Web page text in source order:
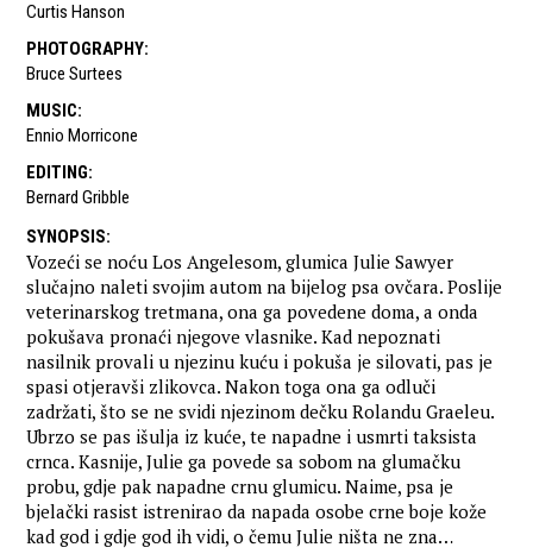
Curtis Hanson
PHOTOGRAPHY:
Bruce Surtees
MUSIC:
Ennio Morricone
EDITING:
Bernard Gribble
SYNOPSIS:
Vozeći se noću Los Angelesom, glumica Julie Sawyer
slučajno naleti svojim autom na bijelog psa ovčara. Poslije
veterinarskog tretmana, ona ga povedene doma, a onda
pokušava pronaći njegove vlasnike. Kad nepoznati
nasilnik provali u njezinu kuću i pokuša je silovati, pas je
spasi otjeravši zlikovca. Nakon toga ona ga odluči
zadržati, što se ne svidi njezinom dečku Rolandu Graeleu.
Ubrzo se pas išulja iz kuće, te napadne i usmrti taksista
crnca. Kasnije, Julie ga povede sa sobom na glumačku
probu, gdje pak napadne crnu glumicu. Naime, psa je
bjelački rasist istrenirao da napada osobe crne boje kože
kad god i gdje god ih vidi, o čemu Julie ništa ne zna…